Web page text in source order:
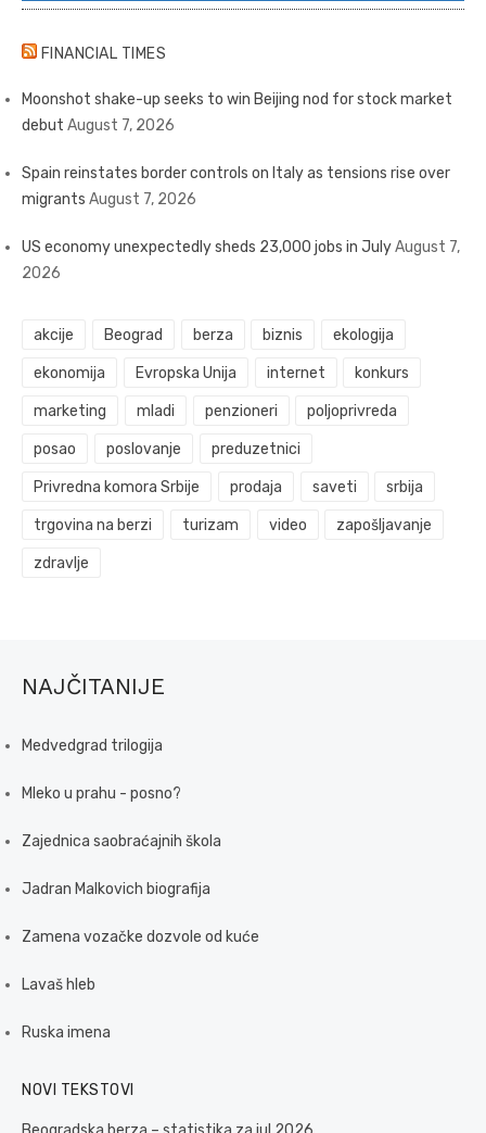
FINANCIAL TIMES
Moonshot shake-up seeks to win Beijing nod for stock market
debut August 7, 2026
Spain reinstates border controls on Italy as tensions rise over
migrants August 7, 2026
US economy unexpectedly sheds 23,000 jobs in JulyAugust 7,
2026
akcije Beograd berza biznis ekologija
ekonomija Evropska Unija internet konkurs
marketing mladi penzioneri poljoprivreda
posao poslovanje preduzetnici
Privredna komora Srbije prodaja saveti srbija
trgovina na berzi turizam video zapošljavanje
zdravlje
NAJČITANIJE
Medvedgrad trilogija
Mleko u prahu - posno?
Zajednica saobraćajnih škola
Jadran Malkovich biografija
Zamena vozačke dozvole od kuće
Lavaš hleb
Ruska imena
NOVI TEKSTOVI